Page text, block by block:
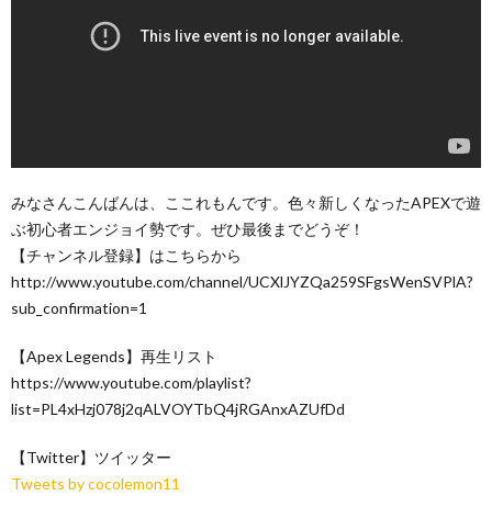
みなさんこんばんは、ここれもんです。色々新しくなったAPEXで遊
ぶ初心者エンジョイ勢です。ぜひ最後までどうぞ！
【チャンネル登録】はこちらから
http://www.youtube.com/channel/UCXlJYZQa259SFgsWenSVPlA?
sub_confirmation=1
【Apex Legends】再生リスト
https://www.youtube.com/playlist?
list=PL4xHzj078j2qALVOYTbQ4jRGAnxAZUfDd
【Twitter】ツイッター
Tweets by cocolemon11